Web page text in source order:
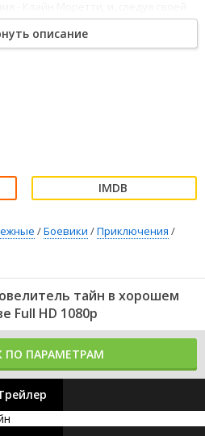
зелий развивать свои
способности.
описание
/Боевики /Приключения /
тайн в хорошем
Full HD 1080p
ПО ПАРАМЕТРАМ